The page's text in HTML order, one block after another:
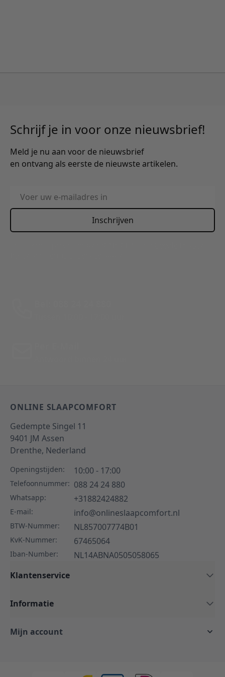
Schrijf je in voor onze nieuwsbrief!
Meld je nu aan voor de nieuwsbrief
en ontvang als eerste de nieuwste artikelen.
E-mailadres
Inschrijven
ONLINE SLAAPCOMFORT
Gedempte Singel 11
9401 JM Assen
Drenthe, Nederland
Openingstijden: 10:00 - 17:00
Telefoonnummer: 088 24 24 880
Whatsapp: +31882424882
E-mail: info@onlineslaapcomfort.nl
BTW-Nummer: NL857007774B01
KvK-Nummer: 67465064
Iban-Number:
NL14ABNA0505058065
Klantenservice
Informatie
Mijn account